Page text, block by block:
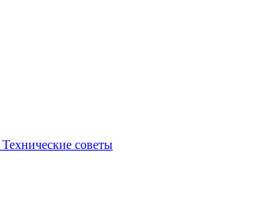
Технические советы